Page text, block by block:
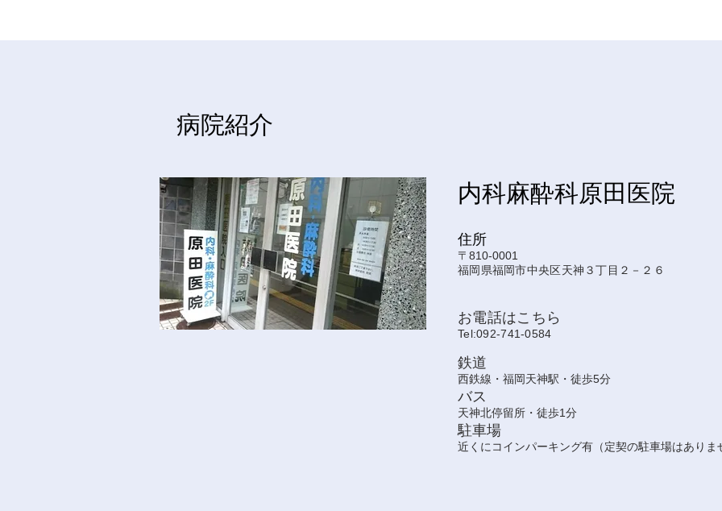
​病院紹介
内科麻酔科原田医院
住所
〒810-0001
福岡県福岡市中央区天神３丁目２－２６
お電話はこちら
Tel:092-741-0584
鉄道
西鉄線・福岡天神駅・徒歩5分
バス
天神北停留所・徒歩1分
駐車場
近くにコインパーキング有（定契の駐車場はありま